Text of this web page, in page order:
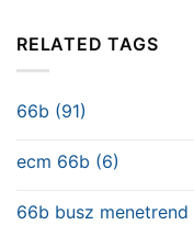
RELATED TAGS
66b (91)
ecm 66b (6)
66b busz menetrend